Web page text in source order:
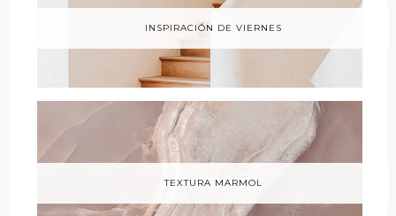
INSPIRACIÓN DE VIERNES
TEXTURA MARMOL